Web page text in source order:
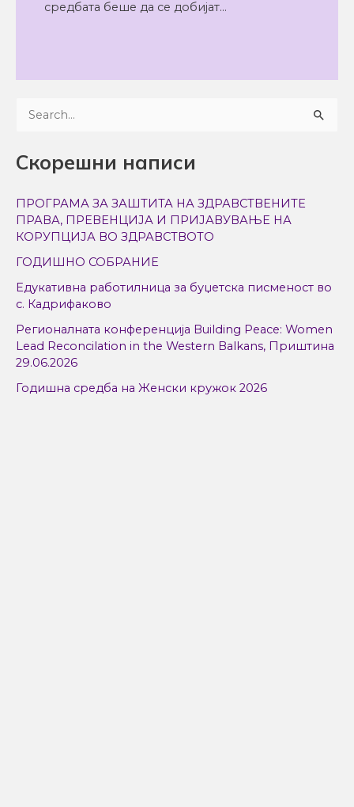
средбата беше да се добијат…
a
c
h
f
r
:
Скорешни написи
ПРОГРАМА ЗА ЗАШТИТА НА ЗДРАВСТВЕНИТЕ
ПРАВА, ПРЕВЕНЦИЈА И ПРИЈАВУВАЊЕ НА
КОРУПЦИЈА ВО ЗДРАВСТВОТО
ГОДИШНО СОБРАНИЕ
Едукативна работилница за буџетска писменост во
с. Кадрифаково
Регионалната конференција Building Peace: Women
Lead Reconcilation in the Western Balkans, Приштина
29.06.2026
Годишна средба на Женски кружок 2026